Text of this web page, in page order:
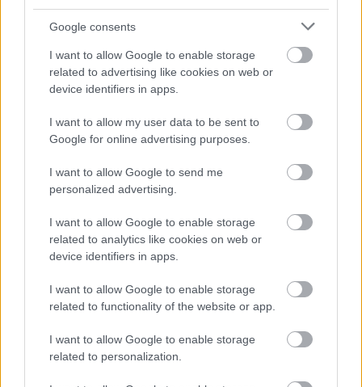
Google consents
I want to allow Google to enable storage
related to advertising like cookies on web or
device identifiers in apps.
I want to allow my user data to be sent to
Google for online advertising purposes.
I want to allow Google to send me
personalized advertising.
I want to allow Google to enable storage
related to analytics like cookies on web or
device identifiers in apps.
I want to allow Google to enable storage
related to functionality of the website or app.
I want to allow Google to enable storage
related to personalization.
Ryhmäharjoittelu on ampumahiihtäjille tärkeää
erityisesti ammunnassa, ja Keränen on
innoissaan siitä, että sitä on leirityksen kautta
hyvin tulossa.
– Hiihdetään myös matolla enemmän
ruvetaan tekemään.
Kuinka läheiseltä tai kaukaiselta maailman
terävin huippu tuntuu?
– Tällä hetkellä tuntuu semikaukaiselta, vaikka
todellisuus saattaa olla eri luokkaa.
vuoden päästä, jos kaikki menee hyvin.